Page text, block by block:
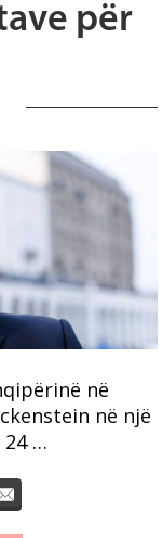
për
në
në një
…